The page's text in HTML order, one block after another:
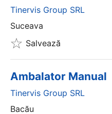
Tinervis Group SRL
Suceava
Salvează
Ambalator Manual
Tinervis Group SRL
Bacău